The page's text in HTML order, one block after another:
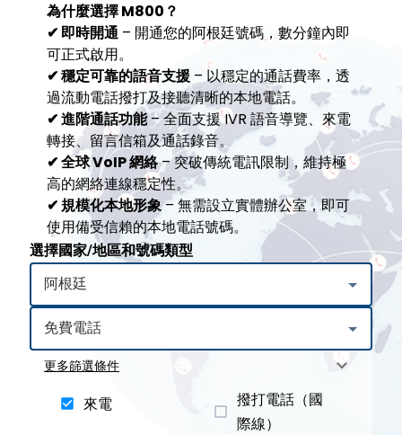
為什麼選擇 M800？
✔ 即時開通 – 開通您的阿根廷號碼，數分鐘內即
可正式啟用。
✔ 穩定可靠的語音支援 – 以穩定的通話費率，透
過流動電話撥打及接聽清晰的本地電話。
✔ 進階通話功能– 全面支援 IVR 語音導覽、來電
轉接、留言信箱及通話錄音。
✔ 全球 VoIP 網絡– 突破傳統電訊限制，維持極
高的網絡連線穩定性。
✔規模化本地形象– 無需設立實體辦公室，即可
使用備受信賴的本地電話號碼。
選擇國家/地區和號碼類型
更多篩選條件
來電
撥打電話（國
際線）